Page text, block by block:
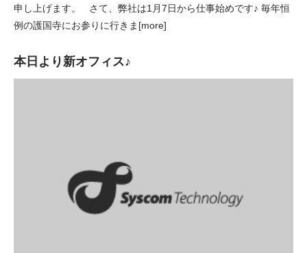
申し上げます。 さて、弊社は1月7日から仕事始めです♪ 毎年恒
例の護国寺にお参りに行きま[more]
本日より新オフィス♪